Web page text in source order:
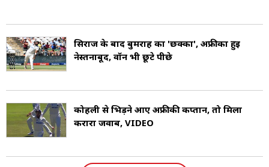
स‍िराज के बाद बुमराह का 'छक्का', अफ्रीका हुई
नेस्तनाबूद, वॉर्न भी छूटे पीछे
कोहली से भिड़ने आए अफ्रीकी कप्तान, तो मिला
करारा जवाब, VIDEO